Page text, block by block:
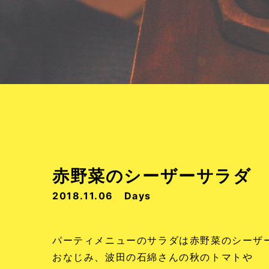
赤野菜のシーザーサラダ
2018.11.06 Days
パーティメニューのサラダは赤野菜のシーザ
おなじみ、波田の石綿さんの秋のトマトや